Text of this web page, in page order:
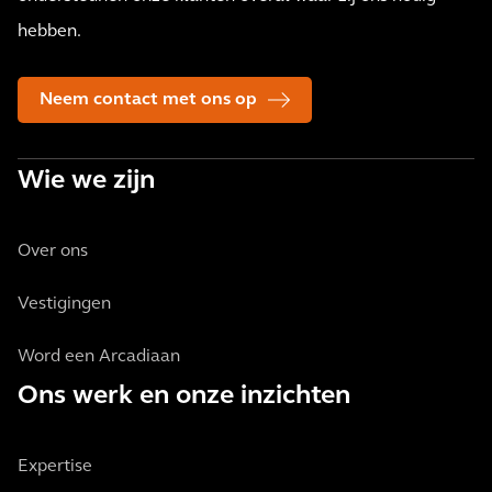
hebben.
Neem contact met ons op
Wie we zijn
Over ons
Vestigingen
Word een Arcadiaan
Ons werk en onze inzichten
Expertise